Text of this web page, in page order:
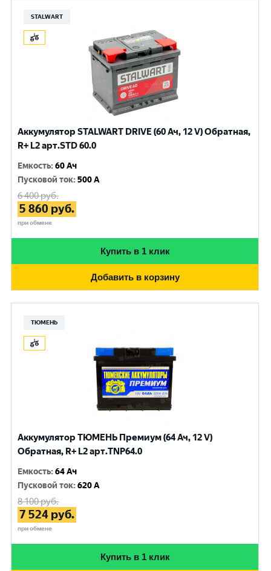
STALWART
Аккумулятор STALWART DRIVE (60 Ач, 12 V) Обратная,
R+ L2 арт.STD 60.0
Емкость:60 Ач
Пусковой ток:500 A
6 400руб.
5 860 руб.
при обмене
Купить в 1 клик
Добавить в корзину
ТЮМЕНЬ
Аккумулятор ТЮМЕНЬ Премиум (64 Ач, 12 V)
Обратная, R+ L2 арт.TNP64.0
Емкость:64 Ач
Пусковой ток:620 A
8 100руб.
7 524 руб.
при обмене
Купить в 1 клик